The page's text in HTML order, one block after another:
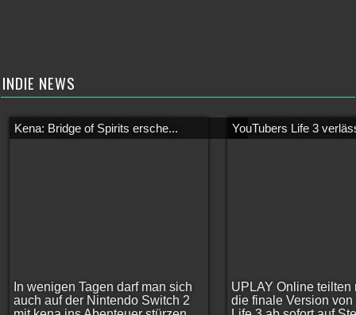
INDIE NEWS
Kena: Bridge of Spirits ersche...
In wenigen Tagen darf man sich
auch auf der Nintendo Switch 2
YouTubers Life 3
UPLAY Online teilten
die finale Version von